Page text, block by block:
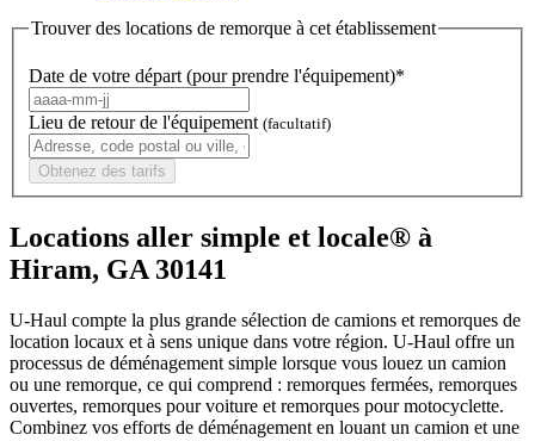
Trouver des locations de remorque à cet établissement
Date de votre départ (pour prendre l'équipement)*
Lieu de retour de l'équipement (facultatif)
Obtenez des tarifs
Locations aller simple et locale® à
Hiram, GA 30141
U-Haul compte la plus grande sélection de camions et remorques de
location locaux et à sens unique dans votre région. U-Haul offre un
processus de déménagement simple lorsque vous louez un camion
ou une remorque, ce qui comprend : remorques fermées, remorques
ouvertes, remorques pour voiture et remorques pour motocyclette.
Combinez vos efforts de déménagement en louant un camion et une